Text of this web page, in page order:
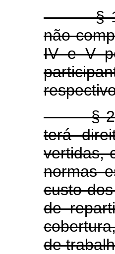
§ 1º
não
IV e V
§ 2º No
terá
vertidas,
normas
custo
de
de